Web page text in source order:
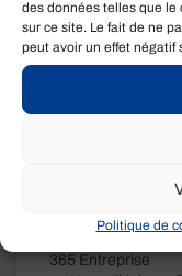
des données telles que
sur ce site. Le fait de ne
peut avoir un effet négatif
Politique de
➡️ Automation
✅ Le partage
mode “cloud” est
Ceci démarre la
besoin de saisie
autre source
Pour bien
365 Entreprise